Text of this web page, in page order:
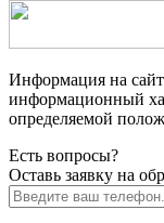
Информация на
информационный
определяемой
Есть вопросы?
Оставь заявку на